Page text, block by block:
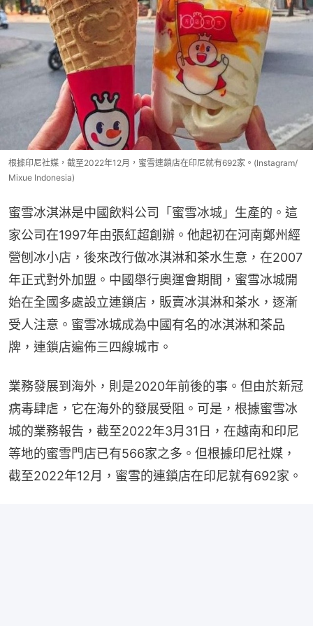
根據印尼社媒，截至2022年12月，蜜雪連鎖店在印尼就有692家。(Instagram/
Mixue Indonesia)
蜜雪冰淇淋是中國飲料公司「蜜雪冰城」生產的。這
家公司在1997年由張紅超創辦。他起初在河南鄭州經
營刨冰小店，後來改行做冰淇淋和茶水生意，在2007
年正式對外加盟。中國舉行奧運會期間，蜜雪冰城開
始在全國多處設立連鎖店，販賣冰淇淋和茶水，逐漸
受人注意。蜜雪冰城成為中國有名的冰淇淋和茶品
牌，連鎖店遍佈三四線城市。
業務發展到海外，則是2020年前後的事。但由於新冠
病毒肆虐，它在海外的發展受阻。可是，根據蜜雪冰
城的業務報告，截至2022年3月31日，在越南和印尼
等地的蜜雪門店已有566家之多。但根據印尼社媒，
截至2022年12月，蜜雪的連鎖店在印尼就有692家。